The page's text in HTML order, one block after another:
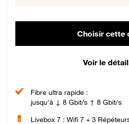
Choisir cette
Voir le détail
Fibre ultra rapide :
jusqu'à ↓ 8 Gbit/s ↑ 8 Gbit/s
Livebox 7 : Wifi 7 + 3